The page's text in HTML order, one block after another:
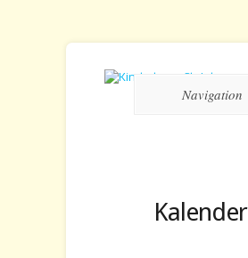
Navigation
Kalender